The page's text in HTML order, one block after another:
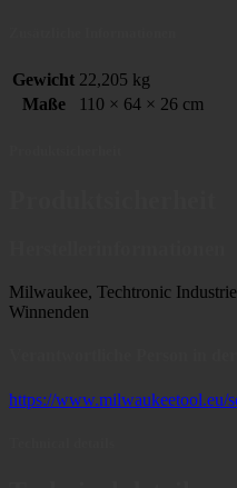
Gewicht 22,205 kg
Maße
110 × 64 × 26 cm
Milwaukee, Techtronic
Winnenden
https://www.milwaukeetool.eu/